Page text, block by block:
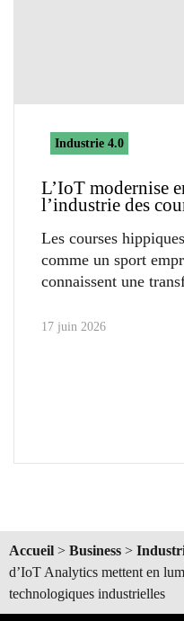
Industrie 4.0
L’IoT modernise
l’industrie des
Les courses
comme un sport
connaissent une
17 juin 2026
Accueil > Business >
d’IoT Analytics mettent en
technologiques industrielles